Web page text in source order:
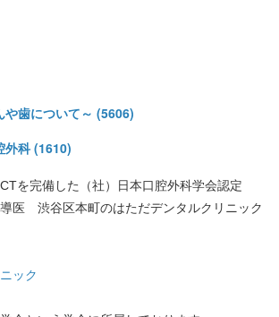
や歯について～ (5606)
科 (1610)
を完備した（社）日本口腔外科学会認定
医 渋谷区本町のはただデンタルクリニック
ック